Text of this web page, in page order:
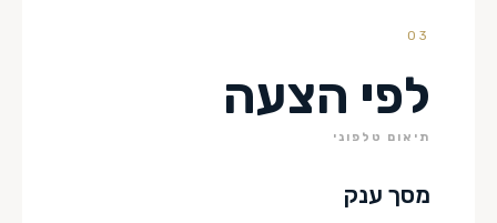
03
לפי הצעה
תיאום טלפוני
מסך ענק